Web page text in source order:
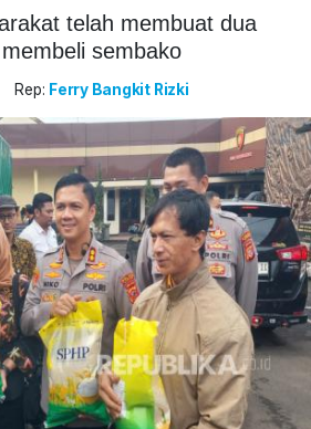
telah membuat dua
sembako
Rep: Ferry Bangkit Rizki